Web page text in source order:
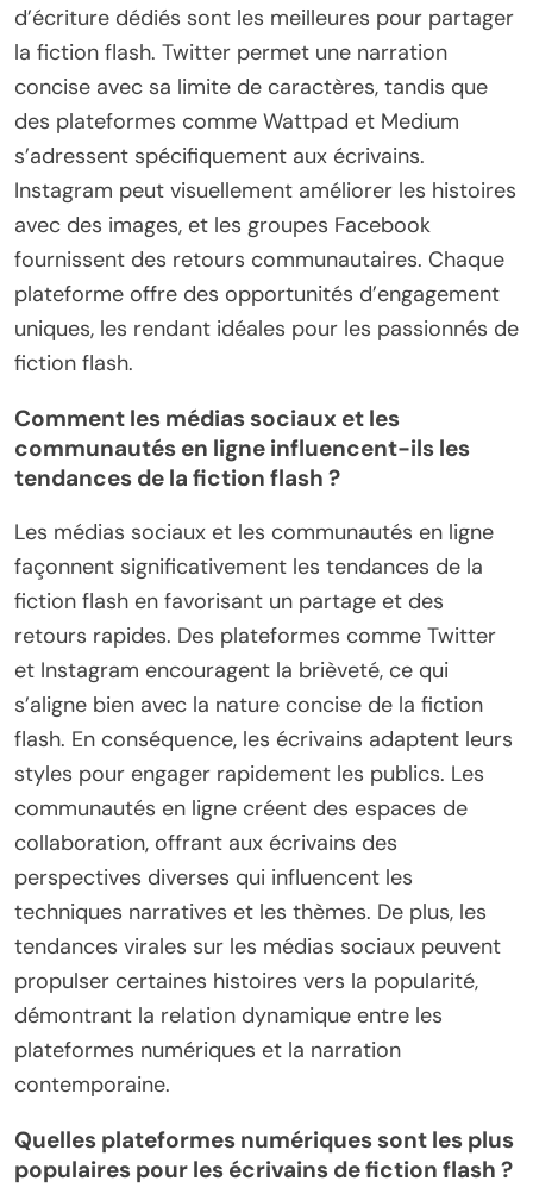
d’écriture dédiés sont les meilleures pour partager
la fiction flash. Twitter permet une narration
concise avec sa limite de caractères, tandis que
des plateformes comme Wattpad et Medium
s’adressent spécifiquement aux écrivains.
Instagram peut visuellement améliorer les histoires
avec des images, et les groupes Facebook
fournissent des retours communautaires. Chaque
plateforme offre des opportunités d’engagement
uniques, les rendant idéales pour les passionnés de
fiction flash.
Comment les médias sociaux et les
communautés en ligne influencent-ils les
tendances de la fiction flash ?
Les médias sociaux et les communautés en ligne
façonnent significativement les tendances de la
fiction flash en favorisant un partage et des
retours rapides. Des plateformes comme Twitter
et Instagram encouragent la brièveté, ce qui
s’aligne bien avec la nature concise de la fiction
flash. En conséquence, les écrivains adaptent leurs
styles pour engager rapidement les publics. Les
communautés en ligne créent des espaces de
collaboration, offrant aux écrivains des
perspectives diverses qui influencent les
techniques narratives et les thèmes. De plus, les
tendances virales sur les médias sociaux peuvent
propulser certaines histoires vers la popularité,
démontrant la relation dynamique entre les
plateformes numériques et la narration
contemporaine.
Quelles plateformes numériques sont les plus
populaires pour les écrivains de fiction flash ?